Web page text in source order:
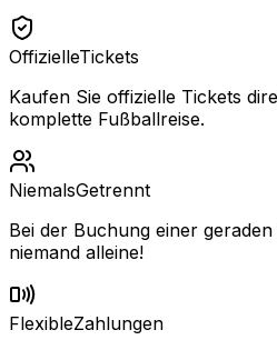
OffizielleTickets
Kaufen Sie offizielle Tickets
komplette Fußballreise.
NiemalsGetrennt
Bei der Buchung einer
niemand alleine!
FlexibleZahlungen